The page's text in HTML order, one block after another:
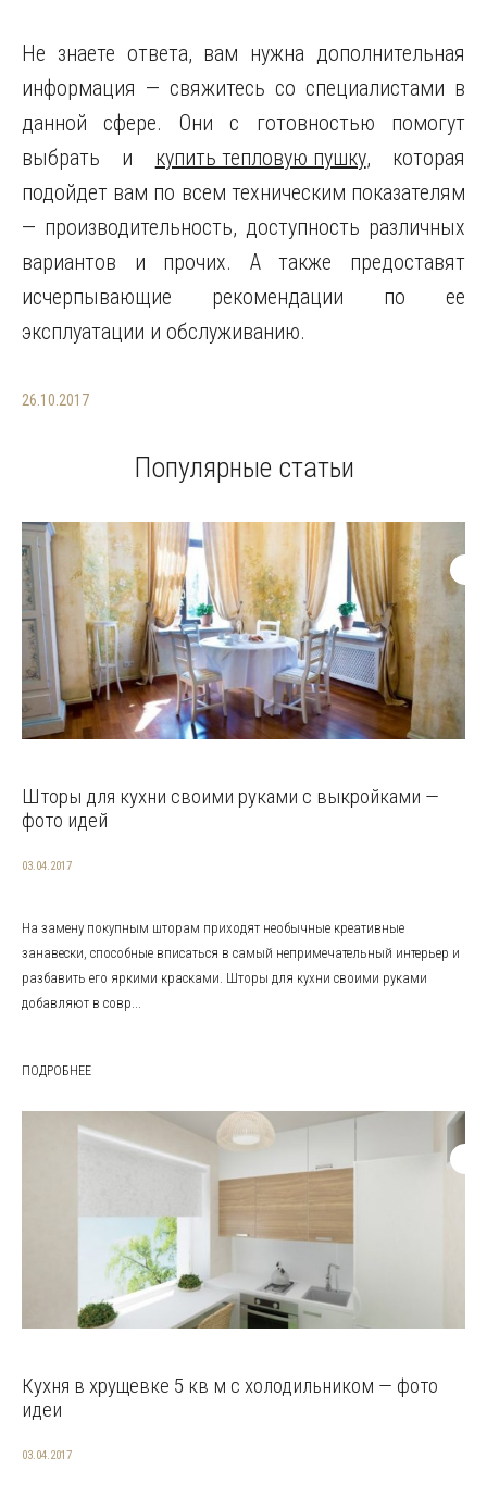
Не знаете ответа, вам нужна дополнительная
информация — свяжитесь со специалистами в
данной сфере. Они с готовностью помогут
выбрать и купить тепловую пушку, которая
подойдет вам по всем техническим показателям
— производительность, доступность различных
вариантов и прочих. А также предоставят
исчерпывающие рекомендации по ее
эксплуатации и обслуживанию.
26.10.2017
Популярные статьи
Шторы для кухни своими руками с выкройками —
фото идей
03.04.2017
На замену покупным шторам приходят необычные креативные
занавески, способные вписаться в самый непримечательный интерьер и
разбавить его яркими красками. Шторы для кухни своими руками
добавляют в совр...
ПОДРОБНЕЕ
Кухня в хрущевке 5 кв м с холодильником — фото
идеи
03.04.2017